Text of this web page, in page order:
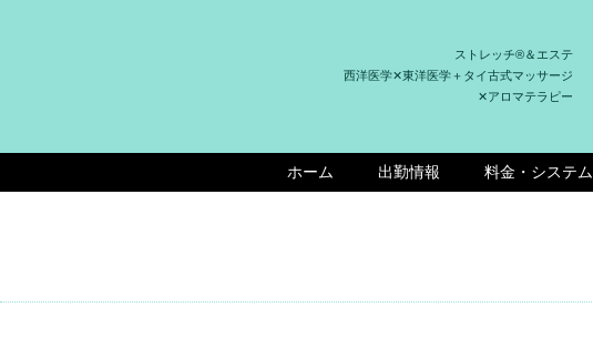
ストレッチ®＆エステ
西洋医学✕東洋医学＋タイ古式マッサージ
✕アロマテラピー
ホーム 出勤情報 料金・システム